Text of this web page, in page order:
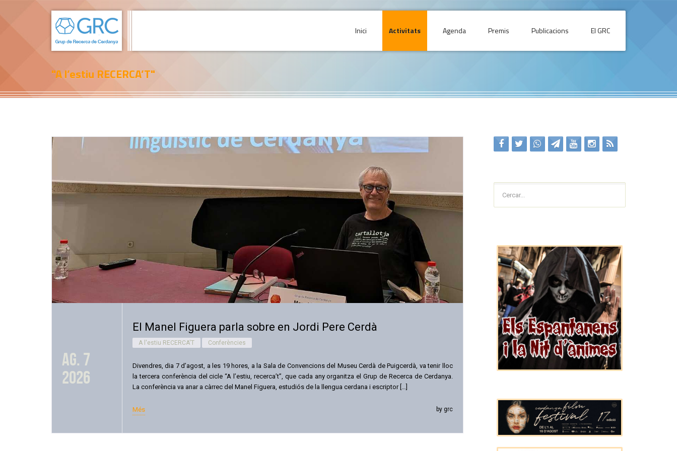
Inici Activitats Agenda Premis Publicacions El GRC
"A l’estiu RECERCA’T"
ag. 7
2026
El Manel Figuera parla sobre en Jordi Pere Cerdà
A l'estiu RECERCA'T Conferències
Divendres, dia 7 d’agost, a les 19 hores, a la Sala de Convencions del Museu Cerdà de Puigcerdà, va tenir lloc
la tercera conferència del cicle “A l’estiu, recerca’t”, que cada any organitza el Grup de Recerca de Cerdanya.
La conferència va anar a càrrec del Manel Figuera, estudiós de la llengua cerdana i escriptor […]
Més by grc